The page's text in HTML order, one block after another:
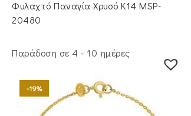
€465.00. είναι:
Φυλαχτό Παναγία Χρυσό Κ14 MSP-
20480
Παράδοση σε 4 - 10 ημέρες
-19%